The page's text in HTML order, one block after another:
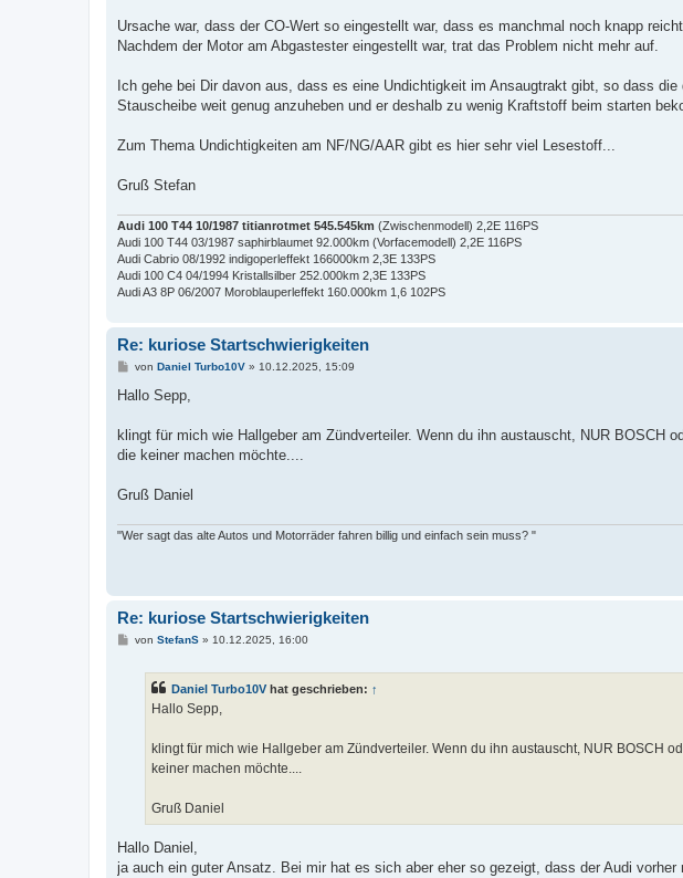
Ursache war, dass der CO-Wert so eingestellt war, dass es manchmal noch knapp
Nachdem der Motor am Abgastester eingestellt war, trat das Problem nicht mehr auf.
Ich gehe bei Dir davon aus, dass es eine Undichtigkeit im Ansaugtrakt gibt, so dass
Stauscheibe weit genug anzuheben und er deshalb zu wenig Kraftstoff beim starten
Zum Thema Undichtigkeiten am NF/NG/AAR gibt es hier sehr viel Lesestoff...
Gruß Stefan
Audi 100 T44 10/1987 titianrotmet 545.545km (Zwischenmodell) 2,2E 116PS
Audi 100 T44 03/1987 saphirblaumet 92.000km (Vorfacemodell) 2,2E 116PS
Audi Cabrio 08/1992 indigoperleffekt 166000km 2,3E 133PS
Audi 100 C4 04/1994 Kristallsilber 252.000km 2,3E 133PS
Audi A3 8P 06/2007 Moroblauperleffekt 160.000km 1,6 102PS
Re: kuriose Startschwierigkeiten
B
i
a
von Daniel Turbo10V» 10.12.2025, 15:09
Hallo Sepp,
klingt für mich wie Hallgeber am Zündverteiler. Wenn du ihn austauscht, NUR BOSCH
die keiner machen möchte....
Gruß Daniel
"Wer sagt das alte Autos und Motorräder fahren billig und einfach sein muss? "
Re: kuriose Startschwierigkeiten
Bvon StefanS» 10.12.2025, 16:00
Daniel Turbo10V hat geschrieben: ↑
Hallo Sepp,
klingt für mich wie Hallgeber am Zündverteiler. Wenn du ihn austauscht, NUR BOSCH
keiner machen möchte....
Gruß Daniel
Hallo Daniel,
ja auch ein guter Ansatz. Bei mir hat es sich aber eher so gezeigt, dass der Audi